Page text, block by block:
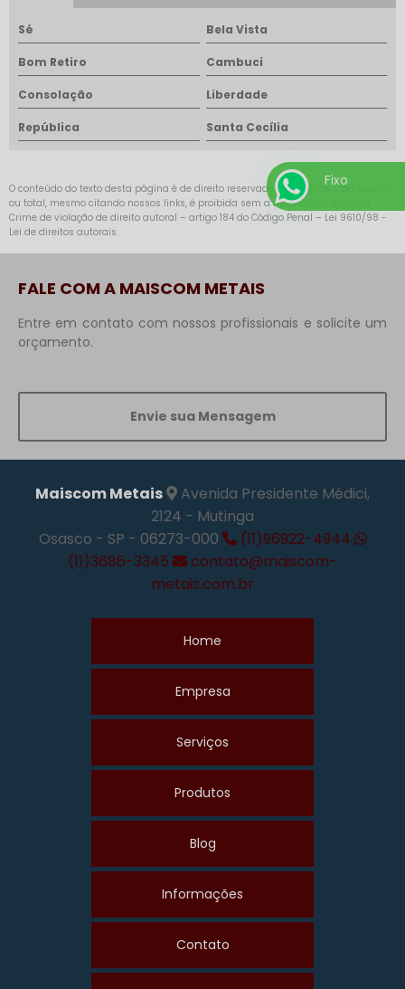
Sé Bela Vista
Bom Retiro Cambuci
Consolação Liberdade
República Santa Cecília
O conteúdo do texto desta página é de direito reservado. Sua reprodução, parcial
ou total, mesmo citando nossos links, é proibida sem a autorização do autor.
Crime de violação de direito autoral – artigo 184 do Código Penal – Lei 9610/98 -
Lei de direitos autorais.
FALE COM A MAISCOM METAIS
Entre em contato com nossos profissionais e solicite um
orçamento.
Envie sua Mensagem
Maiscom Metais
Avenida Presidente Médici,
2124 - Mutinga
Osasco - SP - 06273-000
(11)96922-4944
(11)3686-3345
contato@maiscom-
metais.com.br
Home
Empresa
Serviços
Produtos
Blog
Informações
Contato
Fixo